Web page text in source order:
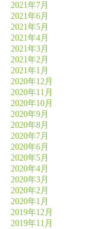
2021年7月
2021年6月
2021年5月
2021年4月
2021年3月
2021年2月
2021年1月
2020年12月
2020年11月
2020年10月
2020年9月
2020年8月
2020年7月
2020年6月
2020年5月
2020年4月
2020年3月
2020年2月
2020年1月
2019年12月
2019年11月